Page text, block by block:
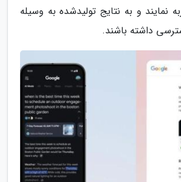
نمایند و به نتایج تولیدشده به وسیله
داشته باشند.